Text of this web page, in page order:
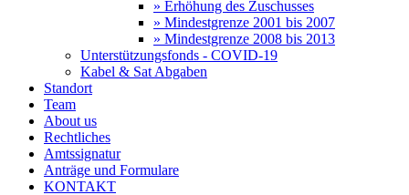
» Erhöhung des Zuschusses
» Mindestgrenze 2001 bis 2007
» Mindestgrenze 2008 bis 2013
Unterstützungsfonds - COVID-19
Kabel & Sat Abgaben
Standort
Team
About us
Rechtliches
Amtssignatur
Anträge und Formulare
KONTAKT